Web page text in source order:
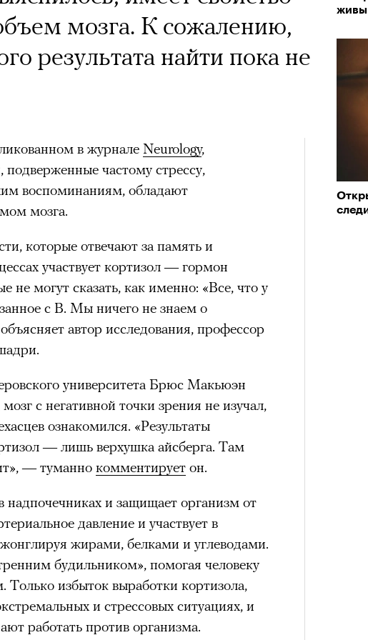
мозга. К сожалению,
результата найти пока не
в журнале Neurology,
частому стрессу,
воспоминаниям, обладают
мозга.
которые отвечают за память и
участвует кортизол — гормон
не могут сказать, как именно: «Все, что у
с B. Мы ничего не знаем о
автор исследования, профессор
университета Брюс Макьюэн
с негативной точки зрения не изучал,
ознакомился. «Результаты
— лишь верхушка айсберга. Там
— туманно комментирует он.
надпочечниках и защищает организм от
давление и участвует в
жирами, белками и углеводами.
будильником», помогая человеку
Только избыток выработки кортизола,
и стрессовых ситуациях, и
работать против организма.
последним, а другие
рисковать жизнью?
объясняют, как
силой
телеграм-канал «РБК Стиль»
исчезает информационный шуми
момент.
вызывают
мощный выброс
мозг запоминает восхождение как один
в жизни.
становится способом выйти из
и
почувствовать контроль над собой
опасности в горах создает между
прочные связи и чувство доверия.
существование «гена высоты», но
чаще тянутся люди с высокой
и готовностью к риску.